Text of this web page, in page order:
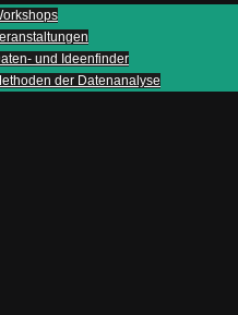
und Ideenfinder
der Datenanalyse